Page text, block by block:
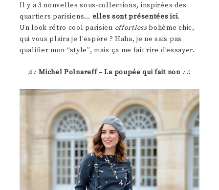
Il y a 3 nouvelles sous-collections, inspirées des
quartiers parisiens… elles sont présentées ici.
Un look rétro cool parisien effortlessbohème chic,
qui vous plaira je l’espère ? Haha, je ne sais pas
qualifier mon “style”, mais ça me fait rire d’essayer.
♫♪ Michel Polnareff – La poupée qui fait non♪♫